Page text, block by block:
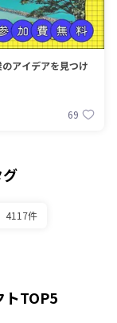
アイデアを見つけ
69
4117件
トTOP5